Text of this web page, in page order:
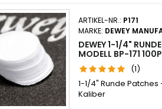
ARTIKEL-NR.: P171
MARKE: DEWEY
DEWEY 1-1/4"
MODELL BP-171
(1)
1-1/4" Runde Patches
Kaliber